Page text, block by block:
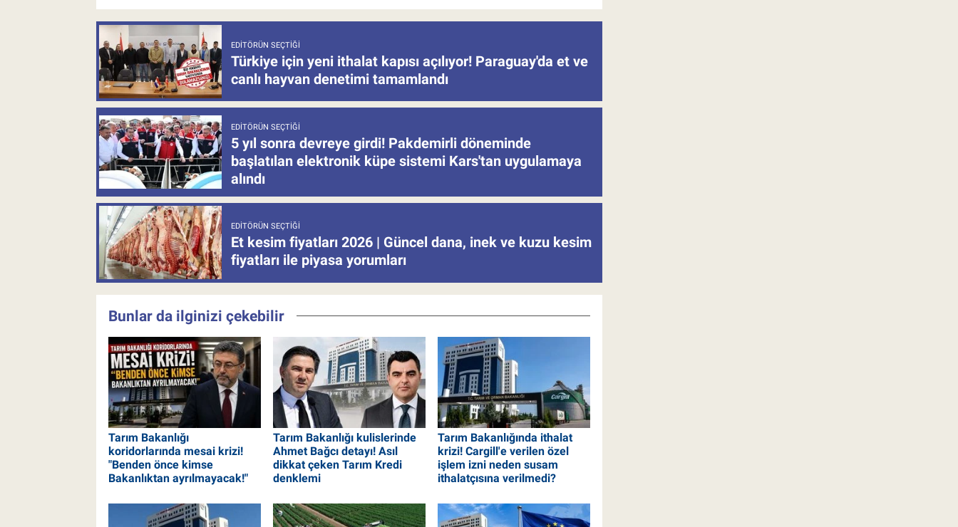
EDITÖRÜN SEÇTIĞI
Türkiye için yeni ithalat kapısı açılıyor! Paraguay'da et ve
canlı hayvan denetimi tamamlandı
EDITÖRÜN SEÇTIĞI
5 yıl sonra devreye girdi! Pakdemirli döneminde
başlatılan elektronik küpe sistemi Kars'tan uygulamaya
alındı
EDITÖRÜN SEÇTIĞI
Et kesim fiyatları 2026 | Güncel dana, inek ve kuzu kesim
fiyatları ile piyasa yorumları
Bunlar da ilginizi çekebilir
Tarım Bakanlığı
koridorlarında mesai krizi!
"Benden önce kimse
Bakanlıktan ayrılmayacak!"
Tarım Bakanlığı kulislerinde
Ahmet Bağcı detayı! Asıl
dikkat çeken Tarım Kredi
denklemi
Tarım Bakanlığında ithalat
krizi! Cargill'e verilen özel
işlem izni neden susam
ithalatçısına verilmedi?